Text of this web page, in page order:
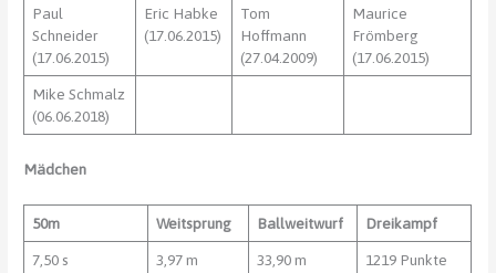
Paul
Schneider
(17.06.2015)
Eric Habke
(17.06.2015)
Tom
Hoffmann
(27.04.2009)
Maurice
Frömberg
(17.06.2015)
Mike Schmalz
(06.06.2018)
Mädchen
50m Weitsprung Ballweitwurf Dreikampf
7,50 s 3,97 m 33,90 m 1219 Punkte